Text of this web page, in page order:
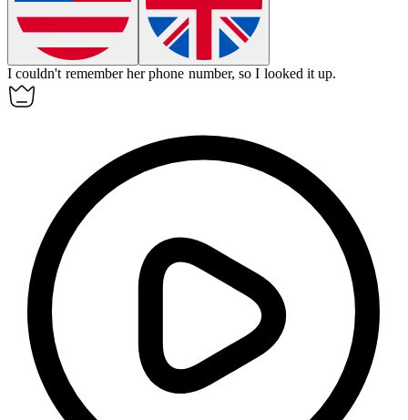
I couldn't remember her phone number, so I looked it up.